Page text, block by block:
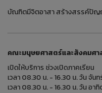
บัณฑิตมีจิตอาสา สร้างสรรค์ปั
คณะมนุษยศาสตร์และสังคมศ
เปิดให้บริการ ช่วงเปิดภาคเรียน
เวลา 08.30 น. - 16.30 น. วัน จัน
เวลา 08.30 น. - 16.30 น. วัน อา